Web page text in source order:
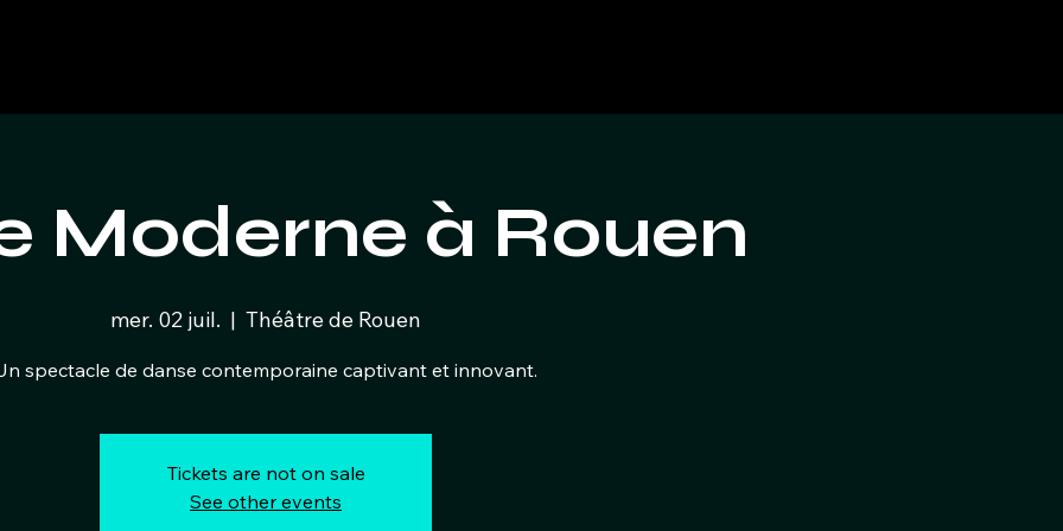
Moderne à Rouen
mer. 02 juil.
  |
Théâtre de Rouen
spectacle de danse contemporaine captivant et innovant.
Tickets are not on sale
See other events